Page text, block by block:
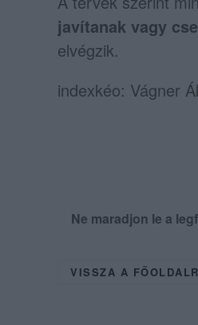
javítanak vagy
elvégzik.
indexkéo: Vágner
Ne maradjon le a
VISSZA A